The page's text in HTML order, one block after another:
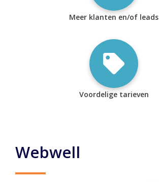
Meer klanten en/of leads
Voordelige tarieven
Webwell